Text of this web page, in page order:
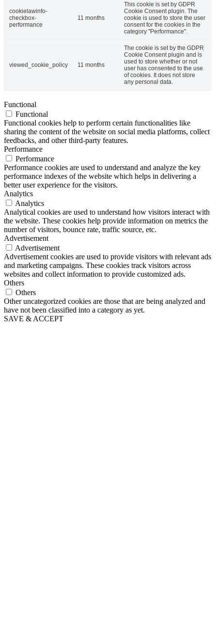
cookielawinfo-
checkbox-
performance
11 months
This cookie is set by GDPR
Cookie Consent plugin. The
cookie is used to store the user
consent for the cookies in the
category "Performance".
viewed_cookie_policy 11 months
The cookie is set by the GDPR
Cookie Consent plugin and is
used to store whether or not
user has consented to the use
of cookies. It does not store
any personal data.
Functional
Functional
Functional cookies help to perform certain functionalities like
sharing the content of the website on social media platforms, collect
feedbacks, and other third-party features.
Performance
Performance
Performance cookies are used to understand and analyze the key
performance indexes of the website which helps in delivering a
better user experience for the visitors.
Analytics
Analytics
Analytical cookies are used to understand how visitors interact with
the website. These cookies help provide information on metrics the
number of visitors, bounce rate, traffic source, etc.
Advertisement
Advertisement
Advertisement cookies are used to provide visitors with relevant ads
and marketing campaigns. These cookies track visitors across
websites and collect information to provide customized ads.
Others
Others
Other uncategorized cookies are those that are being analyzed and
have not been classified into a category as yet.
SAVE & ACCEPT